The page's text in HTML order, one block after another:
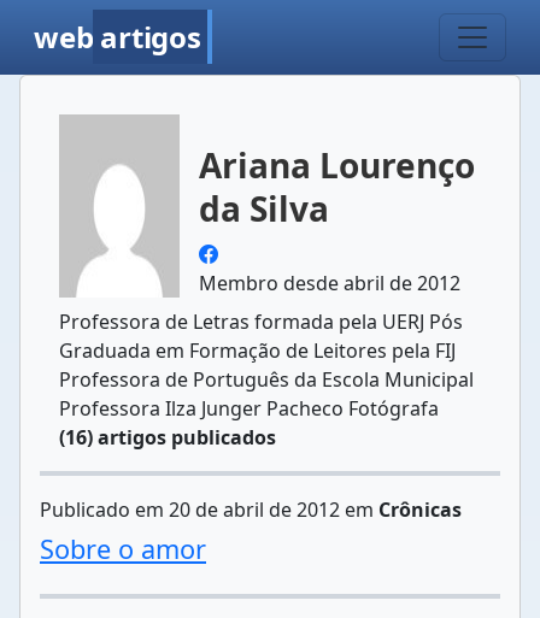
web artigos
Ariana Lourenço
da Silva
Membro desde abril de 2012
Professora de Letras formada pela UERJ Pós
Graduada em Formação de Leitores pela FIJ
Professora de Português da Escola Municipal
Professora Ilza Junger Pacheco Fotógrafa
(16) artigos publicados
Publicado em 20 de abril de 2012 em Crônicas
Sobre o amor